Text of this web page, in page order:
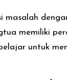
memiliki
untuk